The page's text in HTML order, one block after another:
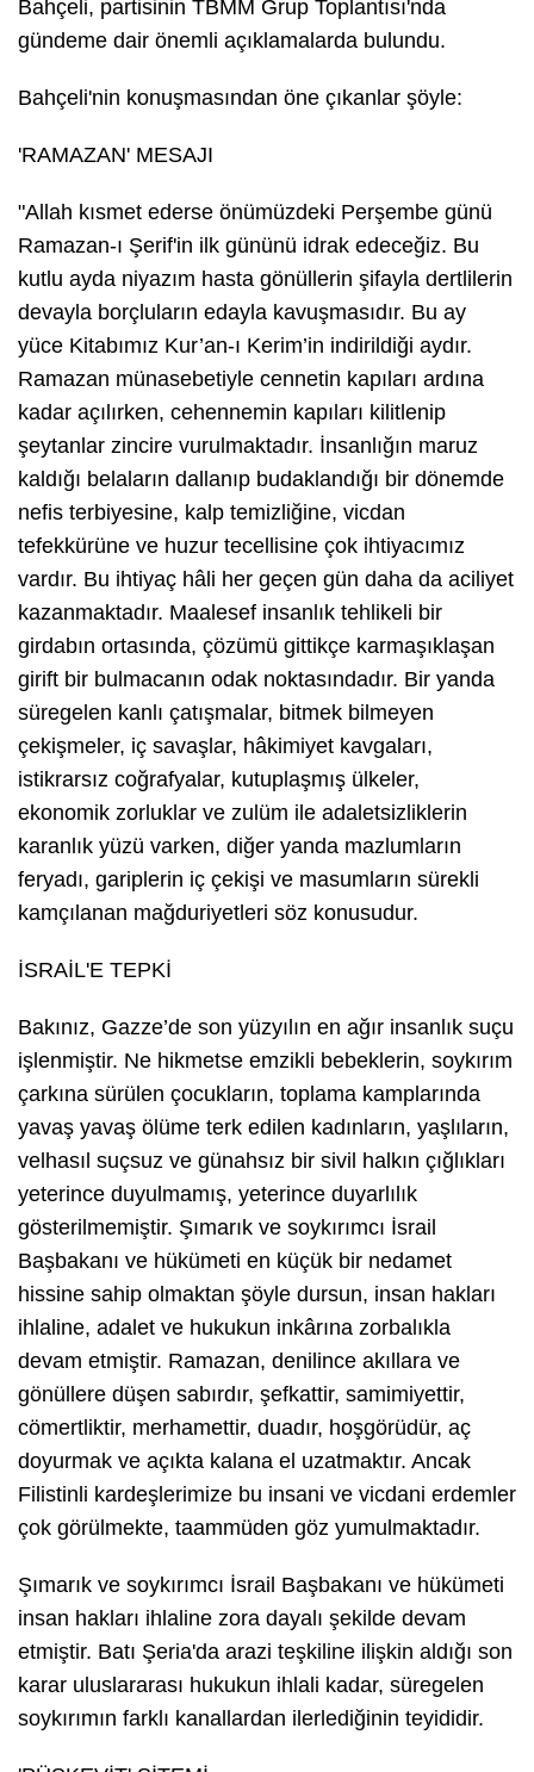
Bahçeli, partisinin TBMM Grup Toplantısı'nda
gündeme dair önemli açıklamalarda bulundu.
Bahçeli'nin konuşmasından öne çıkanlar şöyle:
'RAMAZAN' MESAJI
"Allah kısmet ederse önümüzdeki Perşembe günü
Ramazan-ı Şerif'in ilk gününü idrak edeceğiz. Bu
kutlu ayda niyazım hasta gönüllerin şifayla dertlilerin
devayla borçluların edayla kavuşmasıdır. Bu ay
yüce Kitabımız Kur’an-ı Kerim’in indirildiği aydır.
Ramazan münasebetiyle cennetin kapıları ardına
kadar açılırken, cehennemin kapıları kilitlenip
şeytanlar zincire vurulmaktadır. İnsanlığın maruz
kaldığı belaların dallanıp budaklandığı bir dönemde
nefis terbiyesine, kalp temizliğine, vicdan
tefekkürüne ve huzur tecellisine çok ihtiyacımız
vardır. Bu ihtiyaç hâli her geçen gün daha da aciliyet
kazanmaktadır. Maalesef insanlık tehlikeli bir
girdabın ortasında, çözümü gittikçe karmaşıklaşan
girift bir bulmacanın odak noktasındadır. Bir yanda
süregelen kanlı çatışmalar, bitmek bilmeyen
çekişmeler, iç savaşlar, hâkimiyet kavgaları,
istikrarsız coğrafyalar, kutuplaşmış ülkeler,
ekonomik zorluklar ve zulüm ile adaletsizliklerin
karanlık yüzü varken, diğer yanda mazlumların
feryadı, gariplerin iç çekişi ve masumların sürekli
kamçılanan mağduriyetleri söz konusudur.
İSRAİL'E TEPKİ
Bakınız, Gazze’de son yüzyılın en ağır insanlık suçu
işlenmiştir. Ne hikmetse emzikli bebeklerin, soykırım
çarkına sürülen çocukların, toplama kamplarında
yavaş yavaş ölüme terk edilen kadınların, yaşlıların,
velhasıl suçsuz ve günahsız bir sivil halkın çığlıkları
yeterince duyulmamış, yeterince duyarlılık
gösterilmemiştir. Şımarık ve soykırımcı İsrail
Başbakanı ve hükümeti en küçük bir nedamet
hissine sahip olmaktan şöyle dursun, insan hakları
ihlaline, adalet ve hukukun inkârına zorbalıkla
devam etmiştir. Ramazan, denilince akıllara ve
gönüllere düşen sabırdır, şefkattir, samimiyettir,
cömertliktir, merhamettir, duadır, hoşgörüdür, aç
doyurmak ve açıkta kalana el uzatmaktır. Ancak
Filistinli kardeşlerimize bu insani ve vicdani erdemler
çok görülmekte, taammüden göz yumulmaktadır.
Şımarık ve soykırımcı İsrail Başbakanı ve hükümeti
insan hakları ihlaline zora dayalı şekilde devam
etmiştir. Batı Şeria'da arazi teşkiline ilişkin aldığı son
karar uluslararası hukukun ihlali kadar, süregelen
soykırımın farklı kanallardan ilerlediğinin teyididir.